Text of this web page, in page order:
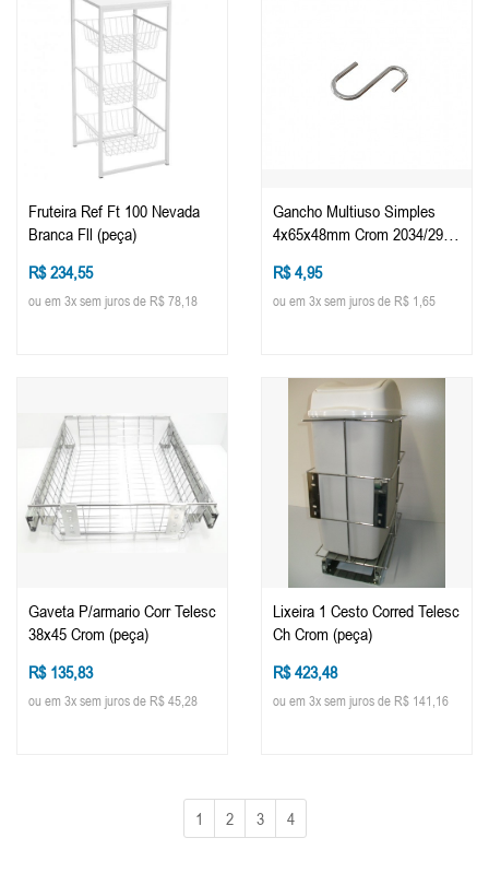
Fruteira Ref Ft 100 Nevada
Branca Fll (peça)
R$ 234,55
ou em 3x sem juros de R$ 78,18
Gancho Multiuso Simples
4x65x48mm Crom 2034/2955
R$ 4,95
ou em 3x sem juros de R$ 1,65
Gaveta P/armario Corr Telesc
38x45 Crom (peça)
R$ 135,83
ou em 3x sem juros de R$ 45,28
Lixeira 1 Cesto Corred Telesc
Ch Crom (peça)
R$ 423,48
ou em 3x sem juros de R$ 141,16
1 2 3 4